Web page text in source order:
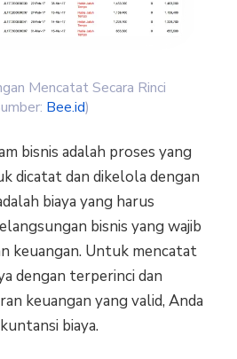
Mencatat Secara Rinci
Bee.id)
bisnis adalah proses yang
dicatat dan dikelola dengan
biaya yang harus
bisnis yang wajib
keuangan. Untuk mencatat
dengan terperinci dan
keuangan yang valid, Anda
biaya.